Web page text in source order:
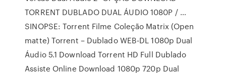
TORRENT DUBLADO DUAL ÁUDIO 1080P / …
SINOPSE: Torrent Filme Coleção Matrix (Open
matte) Torrent – Dublado WEB-DL 1080p Dual
Áudio 5.1 Download Torrent HD Full Dublado
Assiste Online Download 1080p 720p Dual